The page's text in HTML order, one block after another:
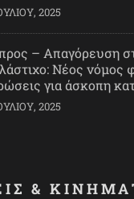
2025
– Απαγόρευση
Νέος νόμος
για άσκοπη
2025
&